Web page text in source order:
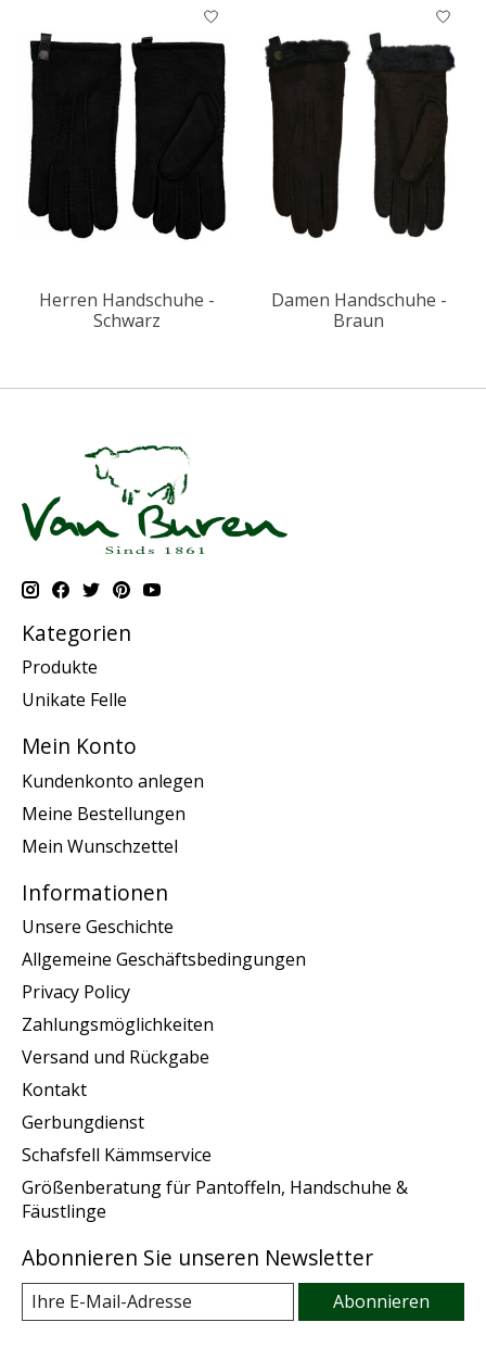
Herren Handschuhe -
Schwarz
Damen Handschuhe -
Braun
Kategorien
Produkte
Unikate Felle
Mein Konto
Kundenkonto anlegen
Meine Bestellungen
Mein Wunschzettel
Informationen
Unsere Geschichte
Allgemeine Geschäftsbedingungen
Privacy Policy
Zahlungsmöglichkeiten
Versand und Rückgabe
Kontakt
Gerbungdienst
Schafsfell Kämmservice
Größenberatung für Pantoffeln, Handschuhe &
Fäustlinge
Abonnieren Sie unseren Newsletter
Abonnieren